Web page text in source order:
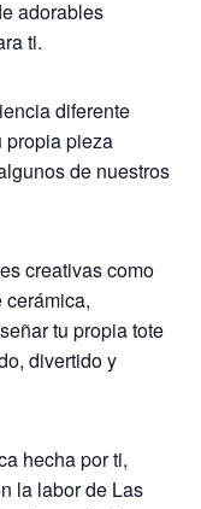
adorables
ti.
diferente
propia pieza
de nuestros
creativas como
cerámica,
tu propia tote
divertido y
hecha por ti,
la labor de Las